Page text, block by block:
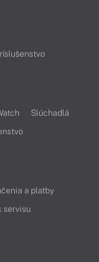
Slúchadlá
a platby
servisu